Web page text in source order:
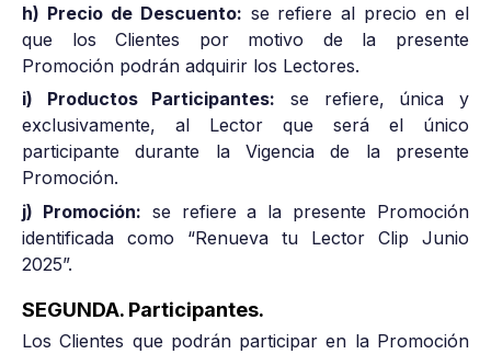
h) Precio de Descuento: se refiere al precio en el
que los Clientes por motivo de la presente
Promoción podrán adquirir los Lectores.
i) Productos Participantes: se refiere, única y
exclusivamente, al Lector que será el único
participante durante la Vigencia de la presente
Promoción.
j) Promoción: se refiere a la presente Promoción
identificada como “Renueva tu Lector Clip Junio
2025”.
SEGUNDA. Participantes.
Los Clientes que podrán participar en la Promoción